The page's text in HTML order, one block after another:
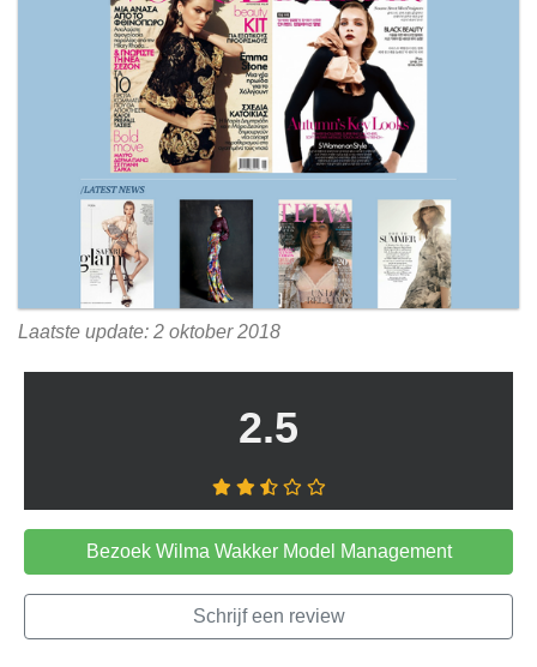
Laatste update: 2 oktober 2018
2.5
Bezoek Wilma Wakker Model Management
Schrijf een review